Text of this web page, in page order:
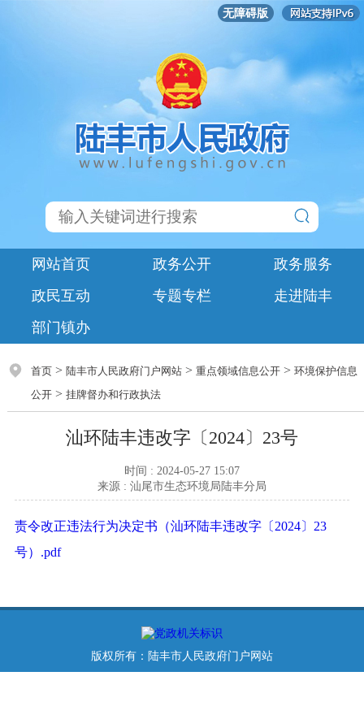
无障碍版
网站首页 政务公开
政务服务
政民互动
专题专栏
走进陆丰
部门镇办
首页> 陆丰市人民政府门户网站> 重点领域信息公开> 环境保护信息
公开> 挂牌督办和行政执法
汕环陆丰违改字〔2024〕23号
时间 : 2024-05-27 15:07
来源 : 汕尾市生态环境局陆丰分局
责令改正违法行为决定书（汕环陆丰违改字〔2024〕23
号）.pdf
版权所有：陆丰市人民政府门户网站